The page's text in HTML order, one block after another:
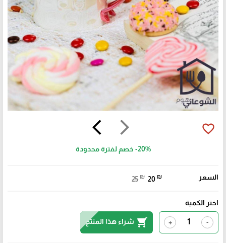
arrow_forward_ios
arrow_back_ios favorite_border
-20% خصم لفترة محدودة
السعر 25 ₪ 20 ₪
اختر الكمية
-
+
shopping_cart شراء هذا المنتج